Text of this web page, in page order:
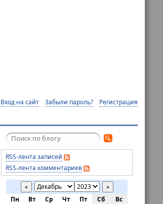
Вход на сайт Забыли пароль? Регистрация
RSS-лента записей
RSS-лента комментариев
«
»
Пн
Вт Ср Чт Пт Сб
Вс